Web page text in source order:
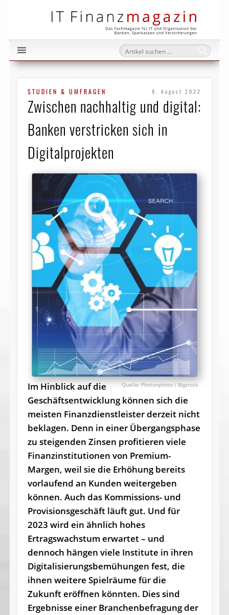
STUDIEN & UMFRAGEN 9. August 2022
Zwischen nachhaltig und digital:
Banken verstricken sich in
Digitalprojekten
Photonphoto / Bigstock
Im Hinblick auf die
Geschäftsentwicklung können sich die
meisten Finanzdienstleister derzeit nicht
beklagen. Denn in einer Übergangsphase
zu steigenden Zinsen profitieren viele
Finanzinstitutionen von Premium-
Margen, weil sie die Erhöhung bereits
vorlaufend an Kunden weitergeben
können. Auch das Kommissions- und
Provisionsgeschäft läuft gut. Und für
2023 wird ein ähnlich hohes
Ertragswachstum erwartet – und
dennoch hängen viele Institute in ihren
Digitalisierungsbemühungen fest, die
ihnen weitere Spielräume für die
Zukunft eröffnen könnten. Dies sind
Ergebnisse einer Branchenbefragung der